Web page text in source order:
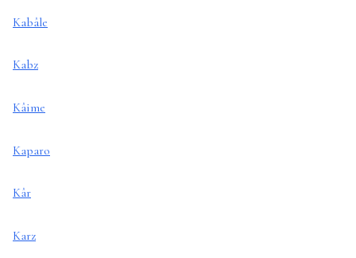
Kabâle
Kabz
Kâime
Kaparo
Kâr
Karz